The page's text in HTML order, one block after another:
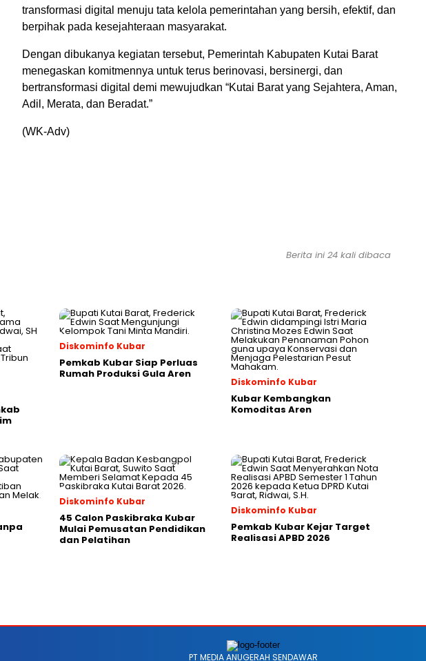
transformasi digital menuju tata kelola pemerintahan yang bersih, efektif, dan
berpihak pada kesejahteraan masyarakat.
Dengan dibukanya kegiatan tersebut, Pemerintah Kabupaten Kutai Barat
menegaskan komitmennya untuk terus berinovasi, bersinergi, dan
bertransformasi digital demi mewujudkan “Kutai Barat yang Sejahtera, Aman,
Adil, Merata, dan Beradat.”
(WK-Adv)
Berita ini 24 kali dibaca
Diskominfo Kubar
Pemkab Kubar Siap Perluas
Rumah Produksi Gula Aren
Diskominfo Kubar
Kubar Kembangkan
Komoditas Aren
Diskominfo Kubar
45 Calon Paskibraka Kubar
Mulai Pemusatan Pendidikan
dan Pelatihan
Diskominfo Kubar
Pemkab Kubar Kejar Target
Realisasi APBD 2026
PT MEDIA ANUGERAH SENDAWAR